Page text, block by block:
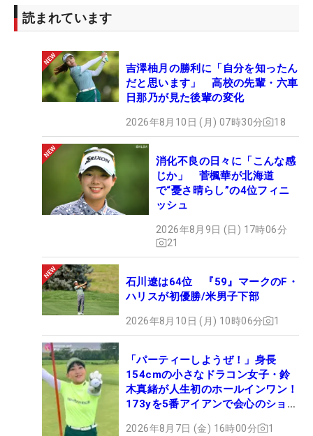
読まれています
吉澤柚月の勝利に「自分を知ったん
だと思います」 高校の先輩・六車
日那乃が見た後輩の変化
2026年8月10日 (月) 07時30分 18
消化不良の日々に「こんな感
じか」 菅楓華が北海道
で“憂さ晴らし”の4位フィニ
ッシュ
2026年8月9日 (日) 17時06分
21
石川遼は64位 『59』マークのF・
ハリスが初優勝/米男子下部
2026年8月10日 (月) 10時06分 1
「パーティーしようぜ！」身長
154cmの小さなドラコン女子・鈴
木真緒が人生初のホールインワン！
173yを5番アイアンで会心のショッ
2026年8月7日 (金) 16時00分 1